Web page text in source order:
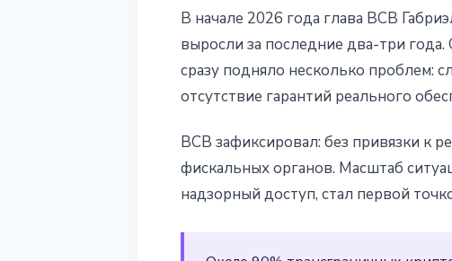
В начале 2026 года глава BCB
выросли за последние два-три
сразу подняло несколько проблем:
отсутствие гарантий реального
BCB зафиксировал: без привязки к
фискальных органов. Масштаб
надзорный доступ, стал первой